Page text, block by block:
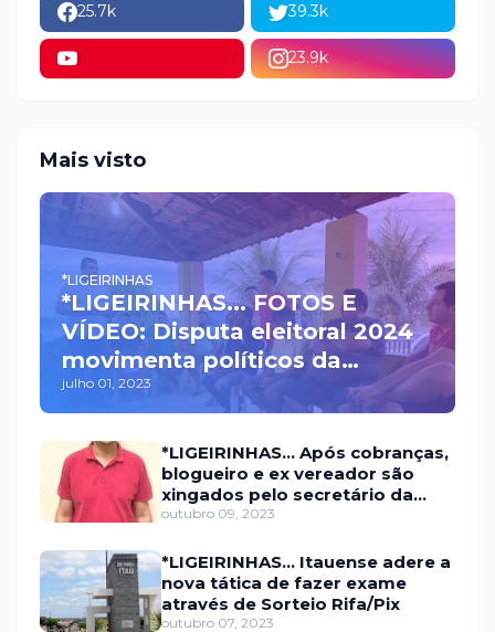
25.7k 39.3k
23.9k
Mais visto
*LIGEIRINHAS
*LIGEIRINHAS... FOTOS E
VÍDEO: Disputa eleitoral 2024
movimenta políticos da
oposição em Itaú na escolha
do candidato a prefeito
julho 01, 2023
*LIGEIRINHAS... Após cobranças,
blogueiro e ex vereador são
xingados pelo secretário da
prefeitura de Itaú
outubro 09, 2023
*LIGEIRINHAS... Itauense adere a
nova tática de fazer exame
através de Sorteio Rifa/Pix
outubro 07, 2023